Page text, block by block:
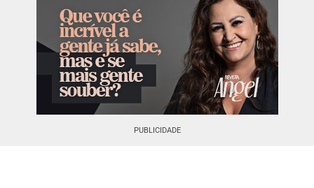
PUBLICIDADE